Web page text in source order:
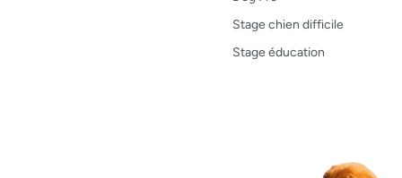
Stage chien difficile
Stage éducation